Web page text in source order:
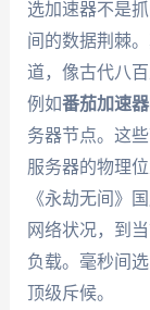
选加速器不是
间的数据荆棘
道，像古代八
例如番茄加速器
务器节点。这
服务器的物理
《永劫无间》
网络状况，到
负载。毫秒间
顶级斥候。